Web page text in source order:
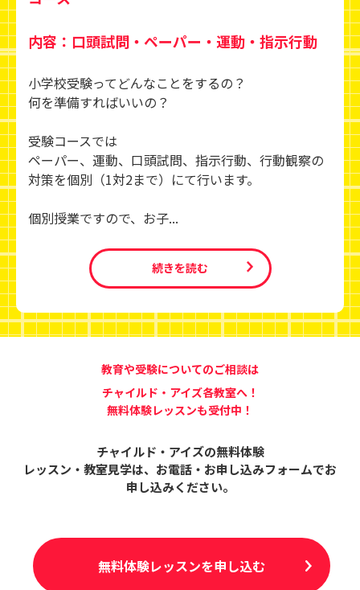
内容：口頭試問・ペーパー・運動・指示行動
小学校受験ってどんなことをするの？
何を準備すればいいの？
受験コースでは
ペーパー、運動、口頭試問、指示行動、行動観察の
対策を個別（1対2まで）にて行います。
個別授業ですので、お子...
続きを読む
教育や受験についてのご相談は
チャイルド・アイズ各教室へ！
無料体験レッスンも受付中！
チャイルド・アイズの無料体験
レッスン・教室見学は、 お電話・お申し込みフォームでお
申し込みください。
無料体験レッスンを申し込む